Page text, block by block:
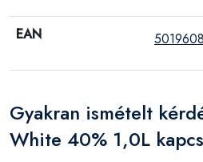
EAN
Gyakran ismételt
White 40% 1,0L